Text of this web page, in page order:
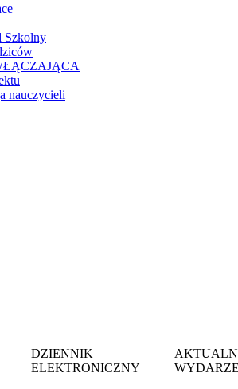
Szkolny
nauczycieli
DZIENNIK
ELEKTRONICZNY